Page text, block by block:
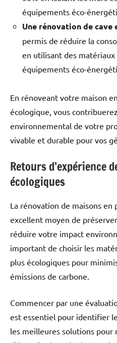
équipements éco-
Une rénovation de cave
permis de réduire la
en utilisant des
équipements éco-
En rénoveant votre maison
écologique, vous
environnemental de votre
vivable et durable pour vos
Retours d’expérience
écologiques
La rénovation de maisons
excellent moyen de
réduire votre impact
important de choisir les
plus écologiques pour
émissions de carbone.
Commencer par une
est essentiel pour identifier
les meilleures solutions pour